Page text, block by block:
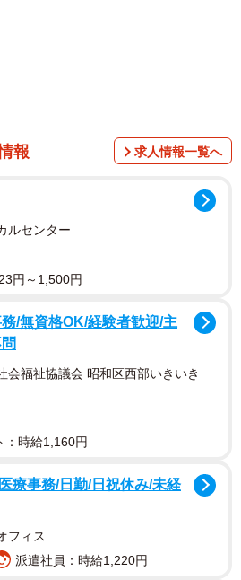
写真公開♡ 第1弾はピンクのシー
露わになり、美しく鍛え上げられ
真は必見です。
ィル】
グラドル・大食いタレントとして
グループ「あまいものつめあわ
報 求人情報一覧へ
ルセンター
円～1,500円
/無資格OK/経験者歓迎/主
会福祉協議会 昭和区西部いきいき
：時給1,160円
療事務/日勤/日祝休み/未経
フィス
派遣社員：時給1,220円